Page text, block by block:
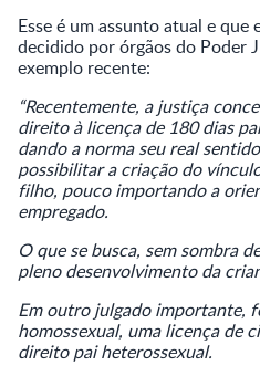
Esse é um assunto atual e que
decidido por órgãos do Poder
exemplo recente:
“Recentemente, a justiça
direito à licença de 180 dias
dando a norma seu real
possibilitar a criação do
filho, pouco importando a
empregado.
O que se busca, sem sombra
pleno desenvolvimento da
Em outro julgado importante,
homossexual, uma licença de
direito pai heterossexual.